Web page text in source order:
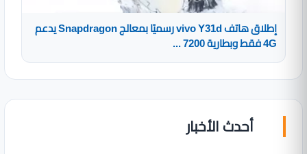
إطلاق هاتف vivo Y31d رسميًا بمعالج Snapdragon يدعم
4G فقط وبطارية 7200 ...
أحدث الأخبار